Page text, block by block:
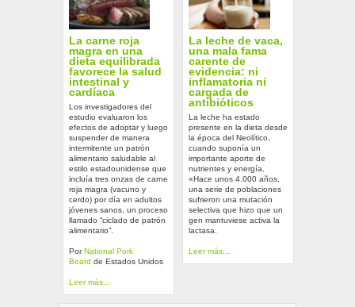
La carne roja
magra en una
dieta equilibrada
favorece la salud
intestinal y
cardíaca
Los investigadores del
estudio evaluaron los
efectos de adoptar y luego
suspender de manera
intermitente un patrón
alimentario saludable al
estilo estadounidense que
incluía tres onzas de carne
roja magra (vacuno y
cerdo) por día en adultos
jóvenes sanos, un proceso
llamado “ciclado de patrón
alimentario”.
Por National Pork
Board de Estados Unidos
Leer más...
La leche de vaca,
una mala fama
carente de
evidencia: ni
inflamatoria ni
cargada de
antibióticos
La leche ha estado
presente en la dieta desde
la época del Neolítico,
cuando suponía un
importante aporte de
nutrientes y energía.
«Hace unos 4.000 años,
una serie de poblaciones
sufrieron una mutación
selectiva que hizo que un
gen mantuviese activa la
lactasa.
Leer más...